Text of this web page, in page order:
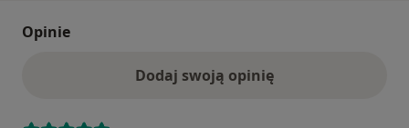
Opinie
Dodaj swoją opinię